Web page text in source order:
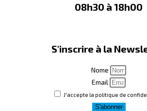
08h30 à 18h00
S'inscrire à la
Nome
Email
J'accepte la politique de
S'abonner